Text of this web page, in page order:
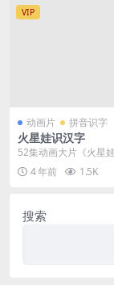
VIP
动画片 拼音识字
火星娃识汉字
52集动画大片《火星
北京电视台与北京神笔
司联合制作的一部教...
4 年前 1.5K
搜索